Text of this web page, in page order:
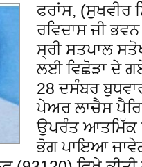
ਫਰਾਂਸ, (ਸੁਖਵੀਰ
ਰਵਿਦਾਸ ਜੀ
ਸ੍ਰੀ ਸਤਪਾਲ
ਲਈ ਵਿਛੋੜਾ ਦੇ
28 ਦਸੰਬਰ
ਪੇਅਰ ਲਾਚੈਸ
ਉਪਰੰਤ ਆਤਮਿੱਕ
ਭੋਗ ਪਾਇਆ